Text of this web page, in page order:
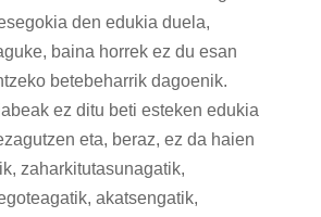
den edukia duela,
baina horrek ez du esan
betebeharrik dagoenik.
ez ditu beti esteken edukia
eta, beraz, ez da haien
zaharkitutasunagatik,
akatsengatik,